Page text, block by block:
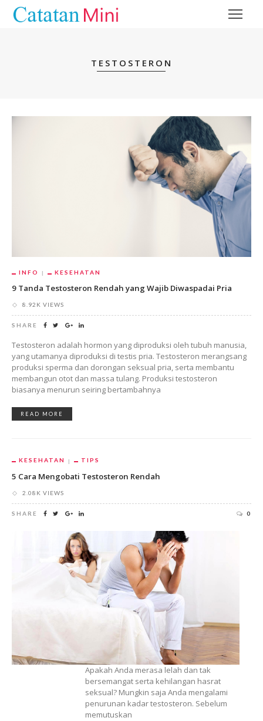
TESTOSTERON
INFO KESEHATAN
9 Tanda Testosteron Rendah yang Wajib Diwaspadai Pria
8.92K VIEWS
SHARE
Testosteron adalah hormon yang diproduksi oleh tubuh manusia,
yang utamanya diproduksi di testis pria. Testosteron merangsang
produksi sperma dan dorongan seksual pria, serta membantu
membangun otot dan massa tulang. Produksi testosteron
biasanya menurun seiring bertambahnya
READ MORE
KESEHATAN TIPS
5 Cara Mengobati Testosteron Rendah
2.08K VIEWS
SHARE 0
Apakah Anda merasa lelah dan tak
bersemangat serta kehilangan hasrat
seksual? Mungkin saja Anda mengalami
penurunan kadar testosteron. Sebelum
memutuskan